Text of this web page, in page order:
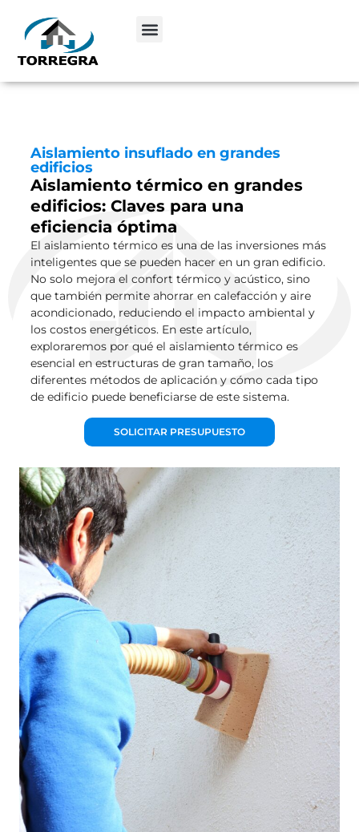
Aislamiento insuflado en grandes
edificios
Aislamiento térmico en grandes
edificios: Claves para una
eficiencia óptima
El aislamiento térmico es una de las inversiones más
inteligentes que se pueden hacer en un gran edificio.
No solo mejora el confort térmico y acústico, sino
que también permite ahorrar en calefacción y aire
acondicionado, reduciendo el impacto ambiental y
los costos energéticos. En este artículo,
exploraremos por qué el aislamiento térmico es
esencial en estructuras de gran tamaño, los
diferentes métodos de aplicación y cómo cada tipo
de edificio puede beneficiarse de este sistema.
SOLICITAR PRESUPUESTO